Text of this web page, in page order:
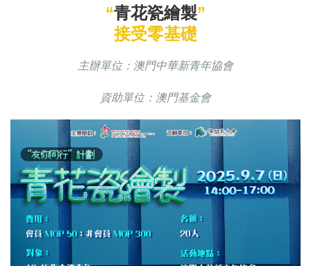
“青花瓷繪製”
接受零基礎
主辦單位：澳門中華新青年協會
資助單位：澳門基金會